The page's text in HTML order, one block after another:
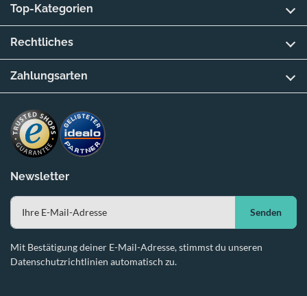
Newsletter
Senden
Mit Bestätigung deiner E-Mail-Adresse, stimmst du unseren
Datenschutzrichtlinien automatisch zu.
Top-Kategorien
Rechtliches
Zahlungsarten